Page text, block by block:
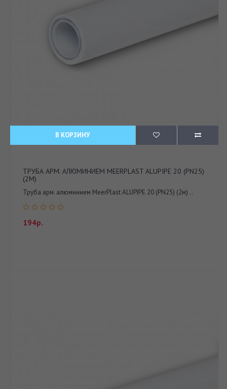
В КОРЗИНУ
ТРУБА АРМ. АЛЮМИНИЕМ MEERPLAST ALUPIPE 20 (PN25)
(2М)
Труба арм. алюминием MeerPlast ALUPIPE 20 (PN25) (2м) ..
194р.